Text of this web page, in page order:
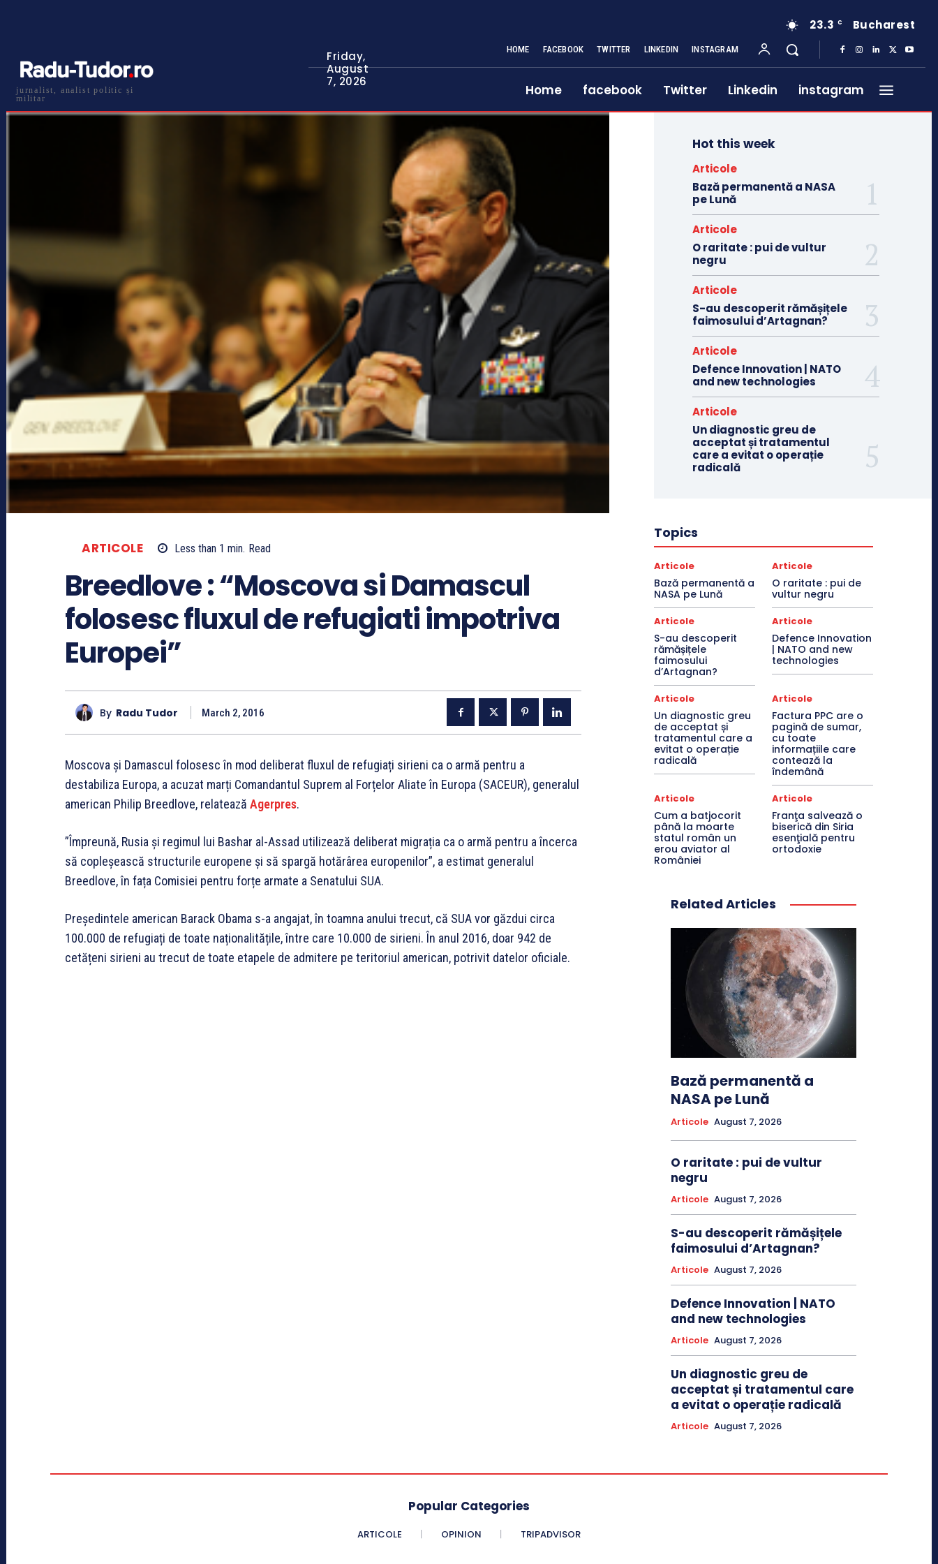
jurnalist, analist politic și
militar
Friday,
August
7, 2026
23.3 C Bucharest
HOME FACEBOOK TWITTER LINKEDIN INSTAGRAM
Home facebook Twitter Linkedin instagram
ARTICOLE Less than 1 min. Read
Breedlove : “Moscova si Damascul
folosesc fluxul de refugiati impotriva
Europei”
By Radu Tudor March 2, 2016
Moscova și Damascul folosesc în mod deliberat fluxul de refugiați sirieni ca o armă pentru a
destabiliza Europa, a acuzat marți Comandantul Suprem al Forțelor Aliate în Europa (SACEUR), generalul
american Philip Breedlove, relatează Agerpres.
”Împreună, Rusia și regimul lui Bashar al-Assad utilizează deliberat migrația ca o armă pentru a încerca
să copleșească structurile europene și să spargă hotărârea europenilor”, a estimat generalul
Breedlove, în fața Comisiei pentru forțe armate a Senatului SUA.
Președintele american Barack Obama s-a angajat, în toamna anului trecut, că SUA vor găzdui circa
100.000 de refugiați de toate naționalitățile, între care 10.000 de sirieni. În anul 2016, doar 942 de
cetățeni sirieni au trecut de toate etapele de admitere pe teritoriul american, potrivit datelor oficiale.
Hot this week
Articole
Bază permanentă a NASA
pe Lună
Articole
O raritate : pui de vultur
negru
Articole
S-au descoperit rămășițele
faimosului d’Artagnan?
Articole
Defence Innovation | NATO
and new technologies
Articole
Un diagnostic greu de
acceptat și tratamentul
care a evitat o operație
radicală
Topics
Articole
Bază permanentă a
NASA pe Lună
Articole
O raritate : pui de
vultur negru
Articole
S-au descoperit
rămășițele
faimosului
d’Artagnan?
Articole
Defence Innovation
| NATO and new
technologies
Articole
Un diagnostic greu
de acceptat și
tratamentul care a
evitat o operație
radicală
Articole
Factura PPC are o
pagină de sumar,
cu toate
informațiile care
contează la
îndemână
Articole
Cum a batjocorit
până la moarte
statul român un
erou aviator al
României
Articole
Franţa salvează o
biserică din Siria
esenţială pentru
ortodoxie
Related Articles
Bază permanentă a
NASA pe Lună
Articole August 7, 2026
O raritate : pui de vultur
negru
Articole August 7, 2026
S-au descoperit rămășițele
faimosului d’Artagnan?
Articole August 7, 2026
Defence Innovation | NATO
and new technologies
Articole August 7, 2026
Un diagnostic greu de
acceptat și tratamentul care
a evitat o operație radicală
Articole August 7, 2026
Popular Categories
ARTICOLE OPINION TRIPADVISOR